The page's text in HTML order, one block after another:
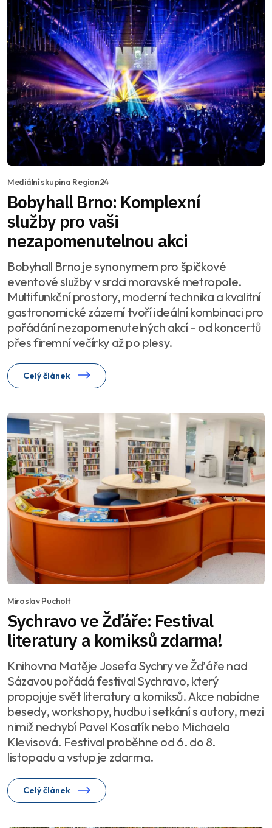
Mediální skupina Region24
Bobyhall Brno: Komplexní
služby pro vaši
nezapomenutelnou akci
Bobyhall Brno je synonymem pro špičkové
eventové služby v srdci moravské metropole.
Multifunkční prostory, moderní technika a kvalitní
gastronomické zázemí tvoří ideální kombinaci pro
pořádání nezapomenutelných akcí – od koncertů
přes firemní večírky až po plesy.
Celý článek
Miroslav Pucholt
Sychravo ve Žďáře: Festival
literatury a komiksů zdarma!
Knihovna Matěje Josefa Sychry ve Žďáře nad
Sázavou pořádá festival Sychravo, který
propojuje svět literatury a komiksů. Akce nabídne
besedy, workshopy, hudbu i setkání s autory, mezi
nimiž nechybí Pavel Kosatík nebo Michaela
Klevisová. Festival proběhne od 6. do 8.
listopadu a vstup je zdarma.
Celý článek